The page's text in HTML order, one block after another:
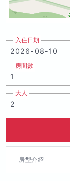
入住日期
房間數
大人
房型介紹